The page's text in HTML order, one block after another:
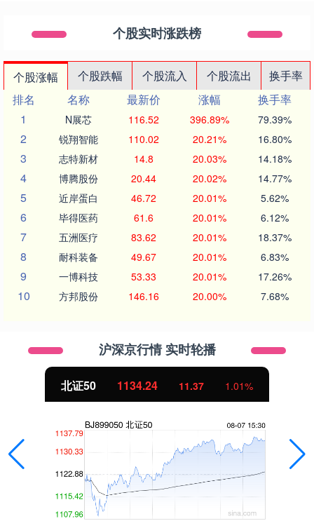
个股实时涨跌榜
个股涨幅 个股跌幅 个股流入 个股流出
换手率
排名
名称 最新价 涨幅
换手率
1
N展芯 116.52 396.89% 79.39%
2 锐翔智能 110.02 20.21% 16.80%
3 志特新材 14.8 20.03% 14.18%
4 博腾股份 20.44 20.02% 14.77%
5 近岸蛋白 46.72 20.01% 5.62%
6 毕得医药 61.6 20.01% 6.12%
7 五洲医疗 83.62 20.01% 18.37%
8 耐科装备 49.67 20.01% 6.83%
9 一博科技 53.33 20.01% 17.26%
10 方邦股份 146.16 20.00% 7.68%
沪深京行情 实时轮播
北证50 1134.24 11.37 1.01%